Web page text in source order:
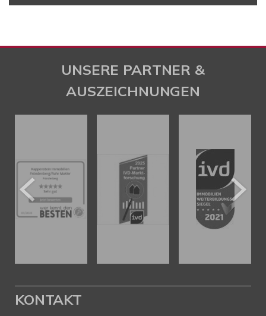
UNSERE PARTNER &
AUSZEICHNUNGEN
KONTAKT